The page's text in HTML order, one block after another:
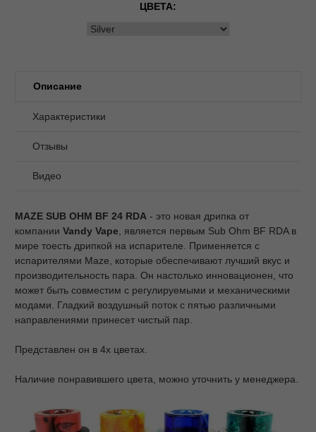
ЦВЕТА:
Описание
Характеристики
Отзывы
Видео
MAZE SUB OHM BF 24 RDA - это новая дрипка от
компании Vandy Vape , является первым Sub Ohm BF RDA в
мире тоесть дрипкой на испарителе. Применяется с
испарителями Maze, которые обеспечивают лучший вкус и
производительность пара. Он настолько инновационен, что
может быть совместим с регулируемыми и механическими
модами. Гладкий воздушный поток с пятью различными
направлениями принесет чистый пар.
Представлен он в 4х цветах.
Наличие понравившего цвета, можно уточнить у менеджера.